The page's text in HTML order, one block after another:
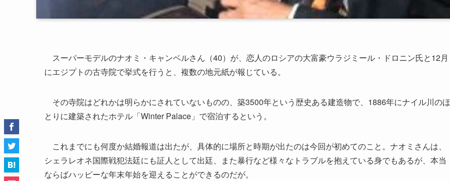
スーパーモデルのナオミ・キャンベルさん（40）が、恋人のロシアの大富豪ウラジミール・ドロニン氏と12月
にエジプトの古寺院で挙式を行うと、複数の地元紙が報じている。
その寺院はどれかは明らかにされていないものの、築3500年という歴史ある建造物で、1886年にナイル川のほ
とりに建築されたホテル「Winter Palace」で宿泊するという。
これまでにも何度か結婚報道は出たが、具体的に場所と時期が出たのは今回が初めてのこと。ナオミさんは、
シェラレオネ国際戦犯法廷にも証人として出廷、また暴行など様々なトラブルを抱えている身でもあるが、本当
ならばハッピーな年末年始を迎えることができるのだが。